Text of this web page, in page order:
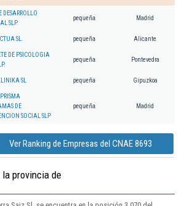
DESARROLLO
SLP.
pequeña Madrid
SL. pequeña Alicante
DE PSICOLOGIA
pequeña Pontevedra
SL pequeña Gipuzkoa
DE
SOCIAL SLP
pequeña Madrid
Ver Ranking de Empresas del CNAE 8693
la provincia de